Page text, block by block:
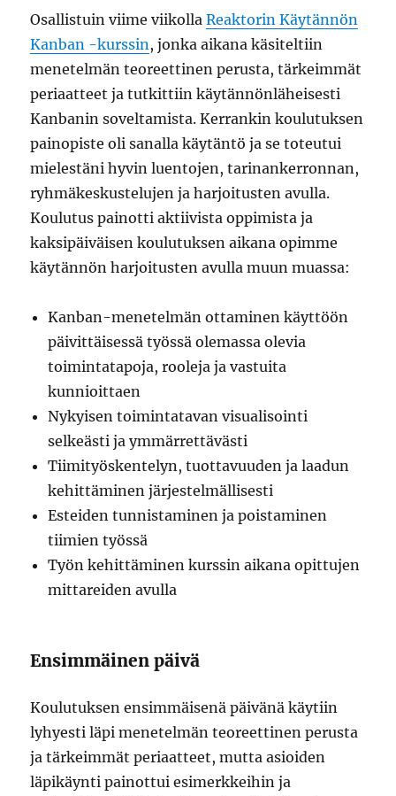
Osallistuin viime viikollaReaktorin Käytännön
Kanban -kurssin, jonka aikana käsiteltiin
menetelmän teoreettinen perusta, tärkeimmät
periaatteet ja tutkittiin käytännönläheisesti
Kanbanin soveltamista. Kerrankin koulutuksen
painopiste oli sanalla käytäntö ja se toteutui
mielestäni hyvin luentojen, tarinankerronnan,
ryhmäkeskustelujen ja harjoitusten avulla.
Koulutus painotti aktiivista oppimista ja
kaksipäiväisen koulutuksen aikana opimme
käytännön harjoitusten avulla muun muassa:
Kanban-menetelmän ottaminen käyttöön
päivittäisessä työssä olemassa olevia
toimintatapoja, rooleja ja vastuita
kunnioittaen
Nykyisen toimintatavan visualisointi
selkeästi ja ymmärrettävästi
Tiimityöskentelyn, tuottavuuden ja laadun
kehittäminen järjestelmällisesti
Esteiden tunnistaminen ja poistaminen
tiimien työssä
Työn kehittäminen kurssin aikana opittujen
mittareiden avulla
Ensimmäinen päivä
Koulutuksen ensimmäisenä päivänä käytiin
lyhyesti läpi menetelmän teoreettinen perusta
ja tärkeimmät periaatteet, mutta asioiden
läpikäynti painottui esimerkkeihin ja